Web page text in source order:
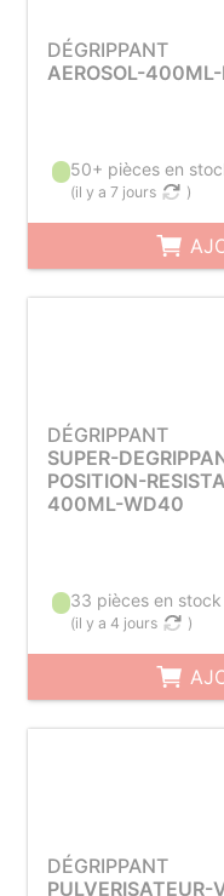
DÉGRIPPANT
AEROSOL-
50+ pièces en
(il y a 7 jours )
DÉGRIPPANT
SUPER-
POSITION-
400ML-WD40
33 pièces en stock
(il y a 4 jours )
DÉGRIPPANT